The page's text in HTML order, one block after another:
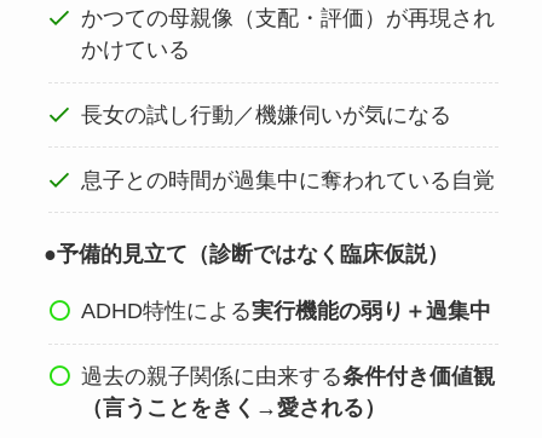
かつての母親像（支配・評価）が再現され
かけている
長女の試し行動／機嫌伺いが気になる
息子との時間が過集中に奪われている自覚
●予備的見立て（診断ではなく臨床仮説）
ADHD特性による実行機能の弱り＋過集中
過去の親子関係に由来する条件付き価値観
（言うことをきく→愛される）